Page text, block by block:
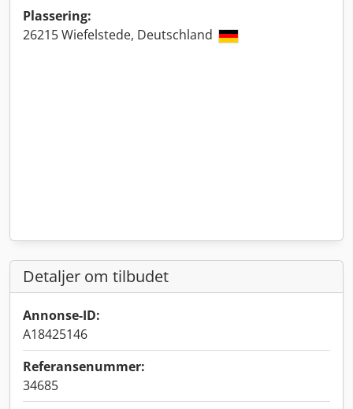
Plassering:
26215 Wiefelstede, Deutschland
Detaljer om tilbudet
Annonse-ID:
A18425146
Referansenummer:
34685